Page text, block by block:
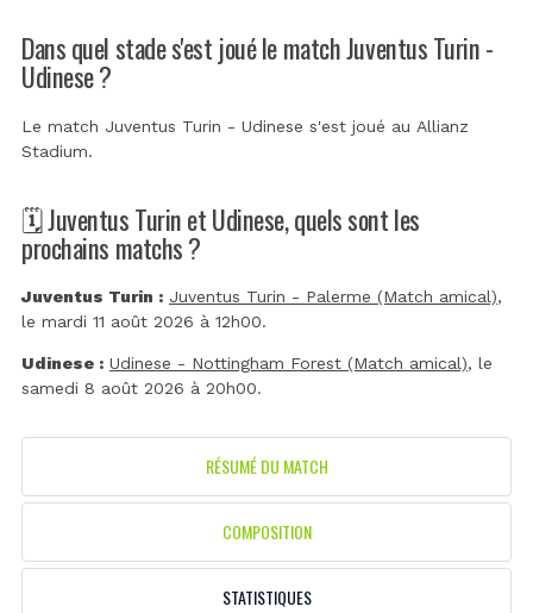
Dans quel stade s'est joué le match Juventus Turin -
Udinese ?
Le match Juventus Turin - Udinese s'est joué au Allianz
Stadium.
🗓️ Juventus Turin et Udinese, quels sont les
prochains matchs ?
Juventus Turin : Juventus Turin - Palerme (Match amical),
le mardi 11 août 2026 à 12h00.
Udinese : Udinese - Nottingham Forest (Match amical), le
samedi 8 août 2026 à 20h00.
RÉSUMÉ DU MATCH
COMPOSITION
STATISTIQUES